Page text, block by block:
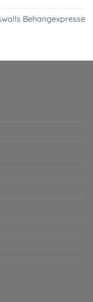
Behangexpresse